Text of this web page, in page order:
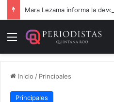
Menú
Inicio / Principales
Principales